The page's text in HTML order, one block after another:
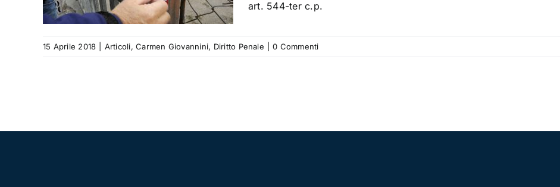
art. 544-ter c.p.
15 Aprile 2018 Articoli,Carmen Giovannini, Diritto Penale 0 Commenti